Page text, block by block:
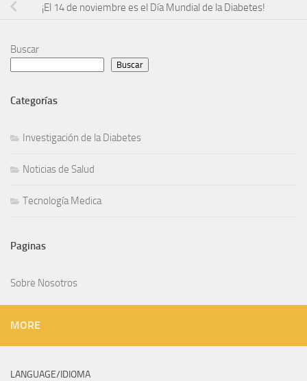
¡El 14 de noviembre es el Día Mundial de la Diabetes!
Buscar
Buscar
Investigación de la Diabetes
Noticias de Salud
Tecnología Medica
Sobre Nosotros
MORE
LANGUAGE/IDIOMA